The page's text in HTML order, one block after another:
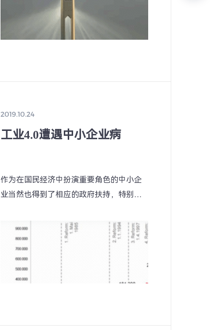
2019.10.24
工业4.0遭遇中小企业病
作为在国民经济中扮演重要角色的中小企
业当然也得到了相应的政府扶持，特别在
业再次被推到市场竞争最前沿。